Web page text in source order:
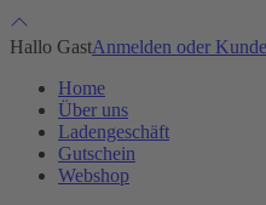
Hallo GastAnmelden oder
Home
Über uns
Ladengeschäft
Gutschein
Webshop